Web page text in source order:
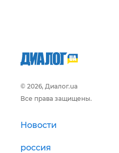
© 2026, Диалог.ua
Все права защищены.
Новости
россия